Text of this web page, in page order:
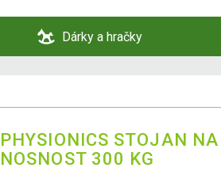
Dárky a hračky
PHYSIONICS STOJAN
NOSNOST 300 KG